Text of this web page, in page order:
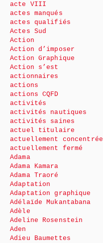
acte VIII
actes manqués
actes qualifiés
Actes Sud
Action
Action d’imposer
Action Graphique
Action s’est
actionnaires
actions
actions CQFD
activités
activités nautiques
activités saines
actuel titulaire
actuellement concentrée
actuellement fermé
Adama
Adama Kamara
Adama Traoré
Adaptation
Adaptation graphique
Adélaïde Mukantabana
Adèle
Adeline Rosenstein
Aden
Adieu Baumettes